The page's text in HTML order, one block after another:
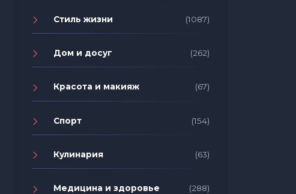
Стиль жизни (1087)
Дом и досуг (262)
Красота и макияж (67)
Спорт (154)
Кулинария (63)
Медицина и здоровье (288)